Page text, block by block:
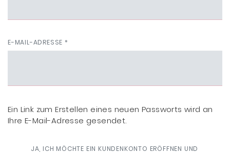
E-MAIL-ADRESSE *
Ein Link zum Erstellen eines neuen Passworts wird an
Ihre E-Mail-Adresse gesendet.
JA, ICH MÖCHTE EIN KUNDENKONTO ERÖFFNEN UND